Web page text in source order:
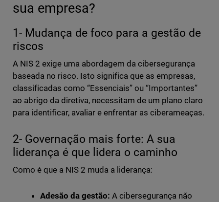
sua empresa?
1- Mudança de foco para a gestão de
riscos
A NIS 2 exige uma abordagem da cibersegurança
baseada no risco. Isto significa que as empresas,
classificadas como “Essenciais” ou “Importantes”
ao abrigo da diretiva, necessitam de um plano claro
para identificar, avaliar e enfrentar as ciberameaças.
2- Governação mais forte: A sua
liderança é que lidera o caminho
Como é que a NIS 2 muda a liderança:
Adesão da gestão: A cibersegurança não